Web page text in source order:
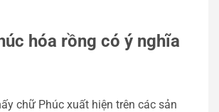
hóa rồng có ý nghĩa
chữ Phúc xuất hiện trên các sản